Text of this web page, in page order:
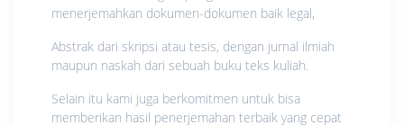
menerjemahkan dokumen-dokumen baik legal,
Abstrak dari skripsi atau tesis, dengan jurnal ilmiah
maupun naskah dari sebuah buku teks kuliah.
Selain itu kami juga berkomitmen untuk bisa
memberikan hasil penerjemahan terbaik yang cepat